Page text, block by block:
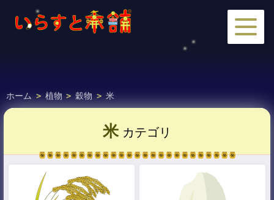
ホーム > 植物 > 穀物 > 米
米カテゴリ